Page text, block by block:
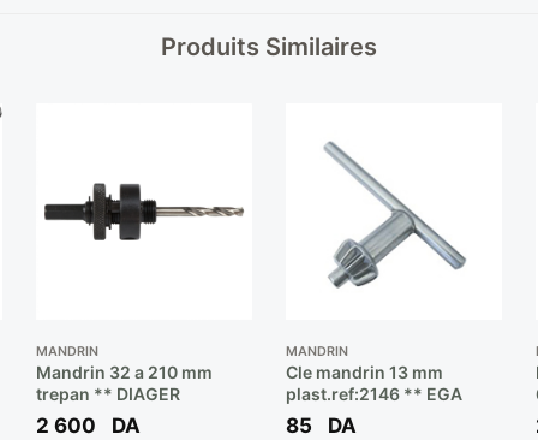
Produits Similaires
MANDRIN
Mandrin 32 a 210 mm
trepan ** DIAGER
2 600 DA
MANDRIN
Cle mandrin 13 mm
plast.ref:2146 ** EGA
85 DA